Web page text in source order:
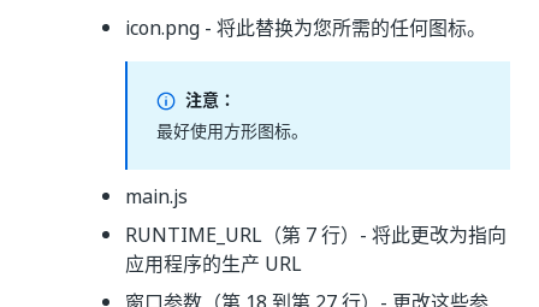
icon.png - 将此替换为您所需的任何图标。
注意：
最好使用方形图标。
main.js
RUNTIME_URL（第 7 行）- 将此更改为指向
应用程序的生产 URL